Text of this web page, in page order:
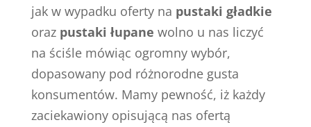
jak w wypadku oferty na pustaki gładkie
oraz pustaki łupane wolno u nas liczyć
na ściśle mówiąc ogromny wybór,
dopasowany pod różnorodne gusta
konsumentów. Mamy pewność, iż każdy
zaciekawiony opisującą nas ofertą